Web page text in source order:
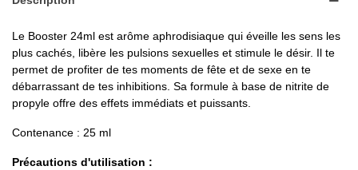
Le Booster 24ml est arôme aphrodisiaque qui éveille les sens les
plus cachés, libère les pulsions sexuelles et stimule le désir. Il te
permet de profiter de tes moments de fête et de sexe en te
débarrassant de tes inhibitions. Sa formule à base de nitrite de
propyle offre des effets immédiats et puissants.
Contenance : 25 ml
Précautions d'utilisation :